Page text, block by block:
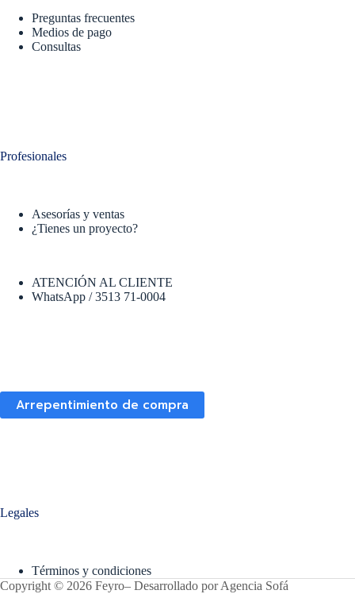
Preguntas frecuentes
Medios de pago
Consultas
Profesionales
Asesorías y ventas
¿Tienes un proyecto?
ATENCIÓN AL CLIENTE
WhatsApp / 3513 71-0004
Arrepentimiento de compra
Legales
Términos y condiciones
Copyright © 2026 Feyro– Desarrollado porAgencia Sofá